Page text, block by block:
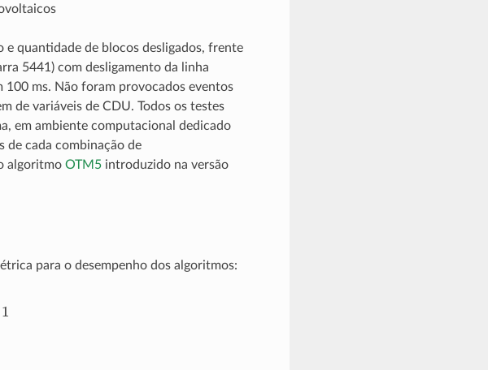
e quantidade de blocos desligados, frente
5441) com desligamento da linha
ms. Não foram provocados eventos
de variáveis de CDU. Todos os testes
em ambiente computacional dedicado
de cada combinação de
algoritmo OTM5introduzido na versão
para o desempenho dos algoritmos: